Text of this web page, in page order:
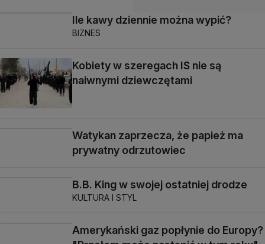
Ile kawy dziennie można wypić?
BIZNES
Kobiety w szeregach IS nie są
naiwnymi dziewczętami
Watykan zaprzecza, że papież ma
prywatny odrzutowiec
B.B. King w swojej ostatniej drodze
KULTURA I STYL
Amerykański gaz popłynie do Europy?